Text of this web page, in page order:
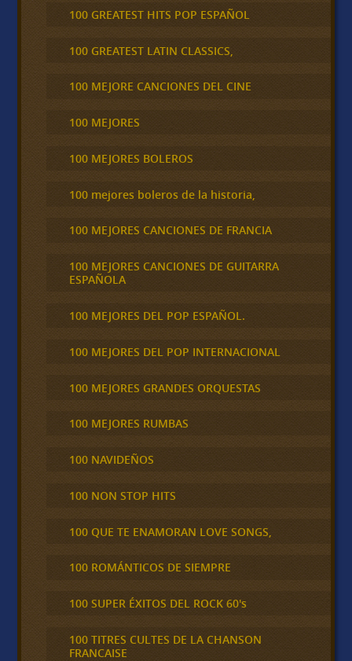
100 GREATEST HITS POP ESPAÑOL
100 GREATEST LATIN CLASSICS,
100 MEJORE CANCIONES DEL CINE
100 MEJORES
100 MEJORES BOLEROS
100 mejores boleros de la historia,
100 MEJORES CANCIONES DE FRANCIA
100 MEJORES CANCIONES DE GUITARRA
ESPAÑOLA
100 MEJORES DEL POP ESPAÑOL.
100 MEJORES DEL POP INTERNACIONAL
100 MEJORES GRANDES ORQUESTAS
100 MEJORES RUMBAS
100 NAVIDEÑOS
100 NON STOP HITS
100 QUE TE ENAMORAN LOVE SONGS,
100 ROMÁNTICOS DE SIEMPRE
100 SUPER ÉXITOS DEL ROCK 60's
100 TITRES CULTES DE LA CHANSON
FRANCAISE